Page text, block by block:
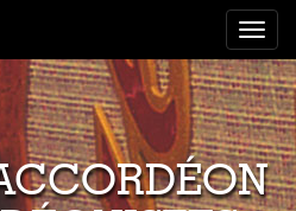
Toggle